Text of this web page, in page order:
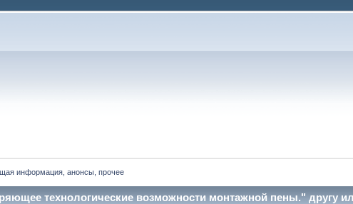
информация, анонсы, прочее
технологические возможности монтажной пены." другу